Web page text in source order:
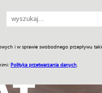
i w sprawie swobodnego przepływu
Polityka przetwarzania danych
Praca w WIW